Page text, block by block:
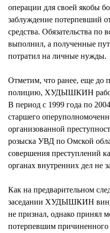
операции для своей якобы
заблуждение потерпевший
средства. Обязательства
выполнил, а полученные
потратил на личные нужды.
Отметим, что ранее, еще до
полицию, ХУДЫШКИН
В период с 1999 года по
старшего
организованной
розыска УВД по Омской
совершения преступлений
органах внутренних дел не
Как на предварительном
заседании ХУДЫШКИН вину
не признал, однако принял
потерпевшим причиненного